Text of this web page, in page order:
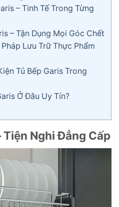
– Tinh Tế Trong Từng
– Tận Dụng Mọi Góc Chết
Lưu Trữ Thực Phẩm
Tủ Bếp Garis Trong
Ở Đâu Uy Tín?
Tiện Nghi Đẳng Cấp